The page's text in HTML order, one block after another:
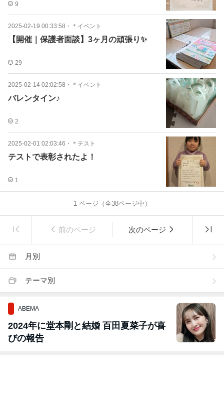
9
2025-02-19 00:33:58 ・ ＊イベント
【開催｜保護者面談】3ヶ月の頑張り✨
29
2025-02-14 02:02:58 ・ ＊イベント
バレンタイン♪
2
2025-02-01 02:03:46 ・ ＊テスト
テストで表彰されたよ！
1
1ページ（全38ページ中）
前のページ 次のページ
月別
テーマ別
ABEMA
2024年に堂本剛と結婚 百田夏菜子が喜
びの報告